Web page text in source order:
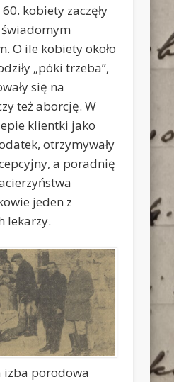
kobiety zaczęły
O ile kobiety około
„póki trzeba”,
się na
też aborcję. W
klientki jako
otrzymywały
a poradnię
jeden z
lekarzy.
izba porodowa